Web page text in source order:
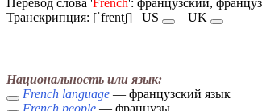
Транскрипция: [ˈfrentʃ] US UK
Национальность или язык:
French language — французский язык